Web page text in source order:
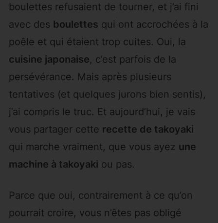
boulettes refusaient de tourner, et j’ai fini
avec des boulettes qui ont accrochées à la
poêle et qui étaient trop cuites. Oui, la
cuisine japonaise, c’est parfois de la
persévérance. Mais après plusieurs
tentatives (et quelques jurons bien sentis),
j’ai compris le truc. Et aujourd’hui, je vais
vous partager cette recette de takoyaki
qui marche vraiment, que vous ayez une
machine à takoyaki ou pas.
Parce que oui, contrairement à ce qu’on
pourrait croire, vous n’êtes pas obligé